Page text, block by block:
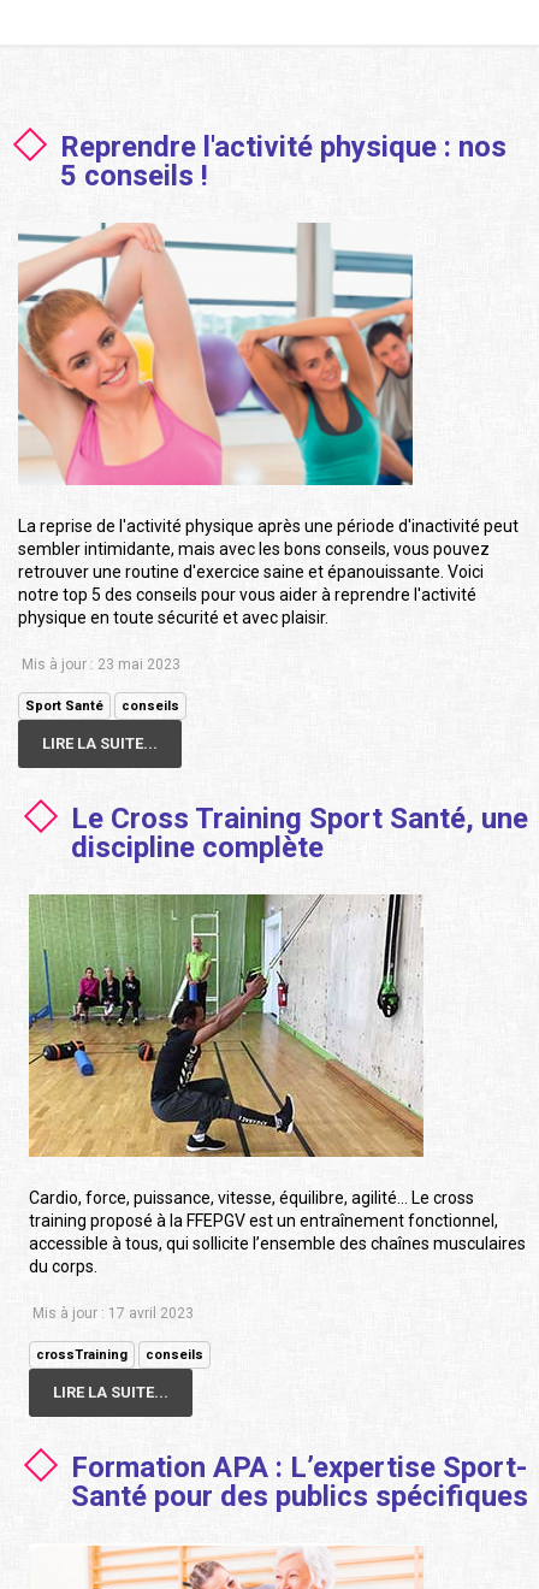
Reprendre l'activité physique : nos
5 conseils !
La reprise de l'activité physique après une période d'inactivité peut
sembler intimidante, mais avec les bons conseils, vous pouvez
retrouver une routine d'exercice saine et épanouissante. Voici
notre top 5 des conseils pour vous aider à reprendre l'activité
physique en toute sécurité et avec plaisir.
Mis à jour : 23 mai 2023
Sport Santé conseils
LIRE LA SUITE...
Le Cross Training Sport Santé, une
discipline complète
Cardio, force, puissance, vitesse, équilibre, agilité… Le cross
training proposé à la FFEPGV est un entraînement fonctionnel,
accessible à tous, qui sollicite l’ensemble des chaînes musculaires
du corps.
Mis à jour : 17 avril 2023
crossTraining conseils
LIRE LA SUITE...
Formation APA : L’expertise Sport-
Santé pour des publics spécifiques